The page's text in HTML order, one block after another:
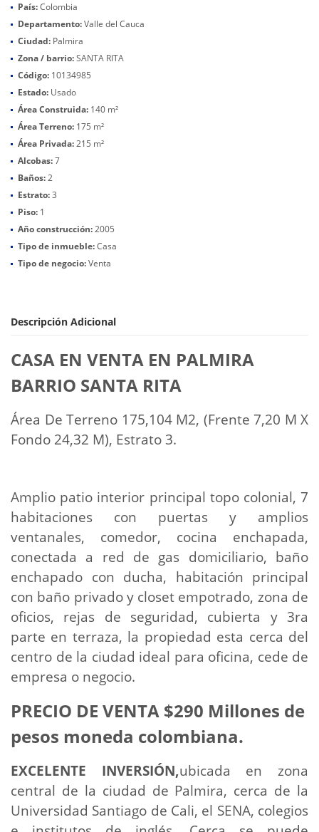
País:Colombia
Departamento:Valle del Cauca
Ciudad: Palmira
Zona / barrio:SANTA RITA
Código: 10134985
Estado: Usado
Área Construida: 140 m²
Área Terreno: 175 m²
Área Privada:215 m²
Alcobas:7
Baños:2
Estrato:3
Piso: 1
Año construcción:2005
Tipo de inmueble:Casa
Tipo de negocio:Venta
Descripción Adicional
CASA EN VENTA EN PALMIRA
BARRIO SANTA RITA
Área De Terreno 175,104 M2, (Frente 7,20 M X
Fondo 24,32 M), Estrato 3.
Amplio patio interior principal topo colonial, 7
habitaciones con puertas y amplios
ventanales, comedor, cocina enchapada,
conectada a red de gas domiciliario, baño
enchapado con ducha, habitación principal
con baño privado y closet empotrado, zona de
oficios, rejas de seguridad, cubierta y 3ra
parte en terraza, la propiedad esta cerca del
centro de la ciudad ideal para oficina, cede de
empresa o negocio.
PRECIO DE VENTA $290 Millones de
pesos moneda colombiana.
EXCELENTE INVERSIÓN,ubicada en zona
central de la ciudad de Palmira, cerca de la
Universidad Santiago de Cali, el SENA, colegios